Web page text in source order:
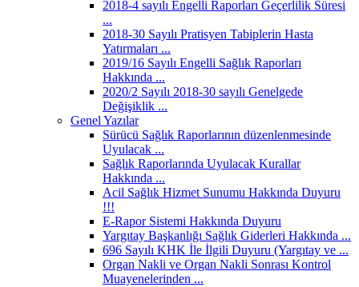
2018-4 sayılı Engelli Raporları Geçerlilik Süresi
...
2018-30 Sayılı Pratisyen Tabiplerin Hasta
Yatırmaları ...
2019/16 Sayılı Engelli Sağlık Raporları
Hakkında ...
2020/2 Sayılı 2018-30 sayılı Genelgede
Değişiklik ...
Genel Yazılar
Sürücü Sağlık Raporlarının düzenlenmesinde
Uyulacak ...
Sağlık Raporlarında Uyulacak Kurallar
Hakkında ...
Acil Sağlık Hizmet Sunumu Hakkında Duyuru
!!!
E-Rapor Sistemi Hakkında Duyuru
Yargıtay Başkanlığı Sağlık Giderleri Hakkında ...
696 Sayılı KHK İle İlgili Duyuru (Yargıtay ve ...
Organ Nakli ve Organ Nakli Sonrası Kontrol
Muayenelerinden ...